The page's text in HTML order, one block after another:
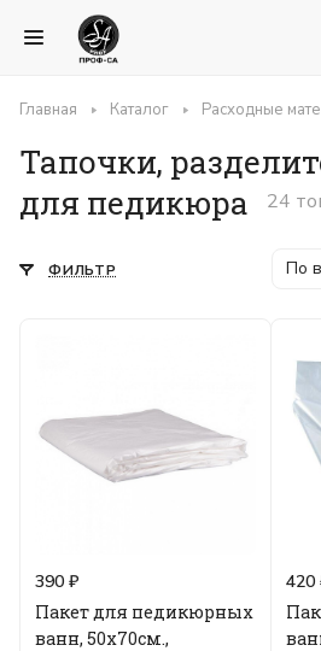
Главная Каталог Расходные
Тапочки,
для педикюра
24
ФИЛЬТР
390 ₽
Пакет для педикюрных
ванн, 50х70см.,
420